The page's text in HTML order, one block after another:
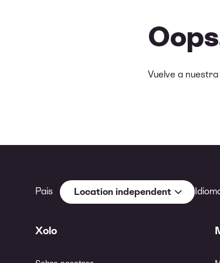
Vuelve a
País Location independent
Xolo